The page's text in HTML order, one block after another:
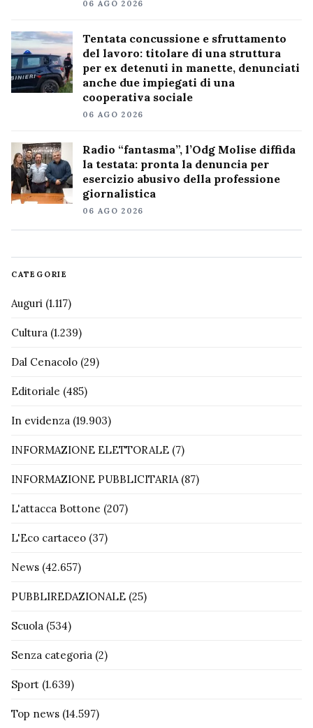
06 AGO 2026
Tentata concussione e sfruttamento
del lavoro: titolare di una struttura
per ex detenuti in manette, denunciati
anche due impiegati di una
cooperativa sociale
06 AGO 2026
Radio “fantasma”, l’Odg Molise diffida
la testata: pronta la denuncia per
esercizio abusivo della professione
giornalistica
06 AGO 2026
CATEGORIE
Auguri (1.117)
Cultura (1.239)
Dal Cenacolo (29)
Editoriale (485)
In evidenza (19.903)
INFORMAZIONE ELETTORALE (7)
INFORMAZIONE PUBBLICITARIA(87)
L'attacca Bottone (207)
L'Eco cartaceo (37)
News (42.657)
PUBBLIREDAZIONALE (25)
Scuola (534)
Senza categoria (2)
Sport (1.639)
Top news (14.597)